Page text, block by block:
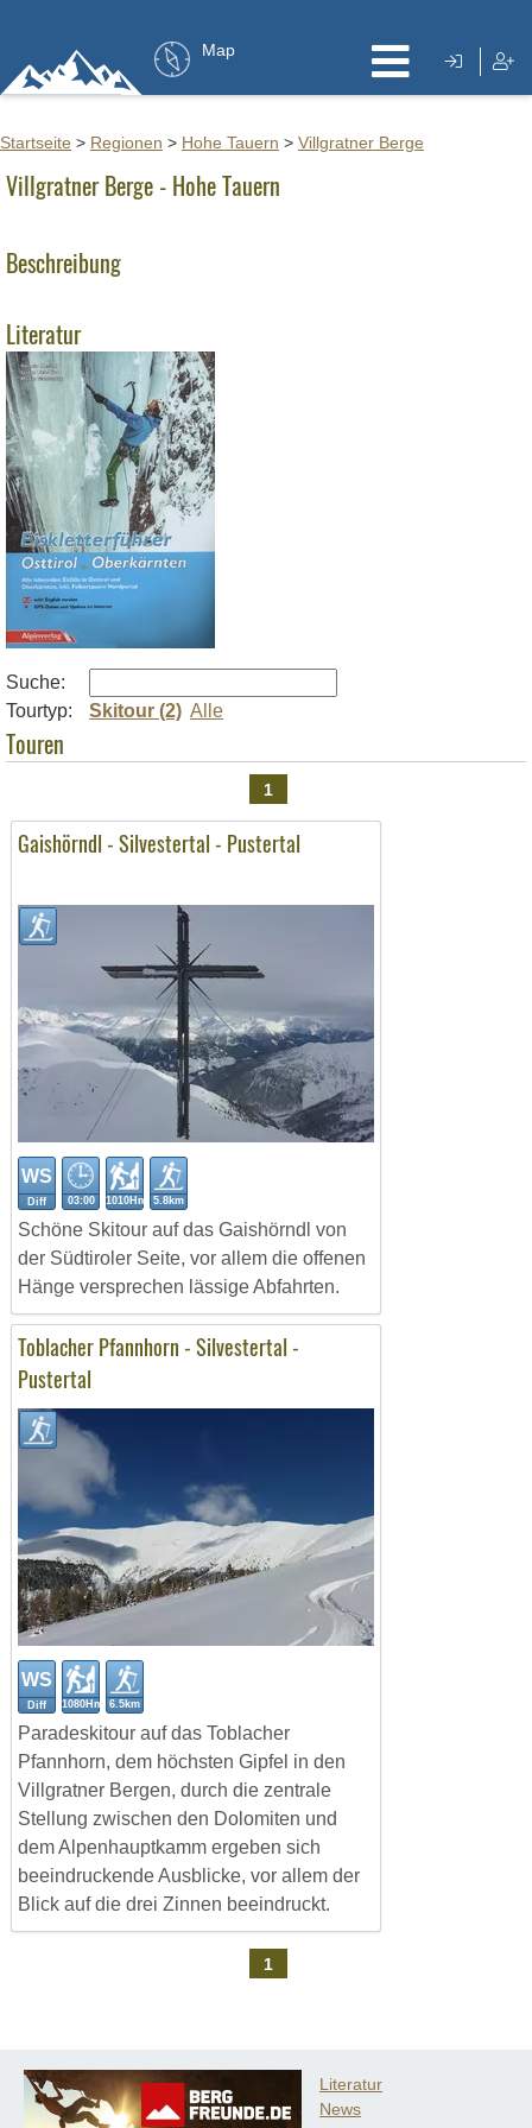
Map
Startseite > Regionen > Hohe Tauern > Villgratner Berge
Villgratner Berge - Hohe Tauern
Beschreibung
Literatur
Suche:
Tourtyp:
Skitour (2) Alle
Touren
1
Gaishörndl - Silvestertal - Pustertal
WS
Diff 03:00 1010Hm 5.8km
Schöne Skitour auf das Gaishörndl von
der Südtiroler Seite, vor allem die offenen
Hänge versprechen lässige Abfahrten.
Toblacher Pfannhorn - Silvestertal -
Pustertal
WS
Diff 1080Hm 6.5km
Paradeskitour auf das Toblacher
Pfannhorn, dem höchsten Gipfel in den
Villgratner Bergen, durch die zentrale
Stellung zwischen den Dolomiten und
dem Alpenhauptkamm ergeben sich
beeindruckende Ausblicke, vor allem der
Blick auf die drei Zinnen beeindruckt.
1
Literatur
News